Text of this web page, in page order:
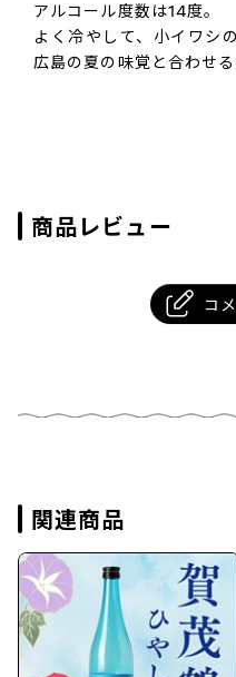
アルコール度数は14度。
よく冷やして、小イワシ
広島の夏の味覚と合わせる
商品レビュー
コ
関連商品